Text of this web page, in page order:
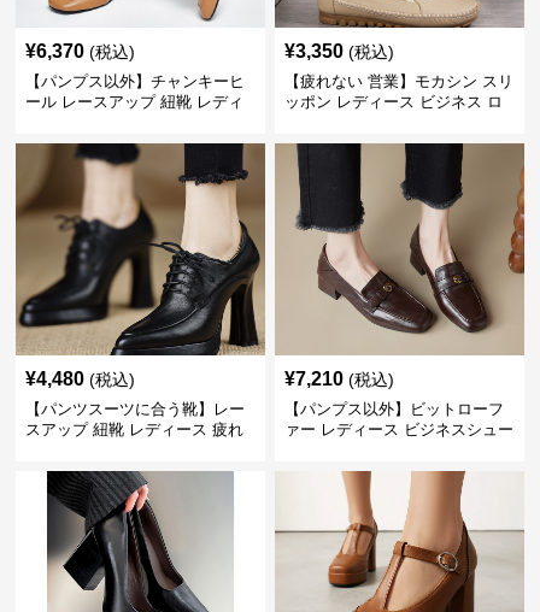
¥6,370 (税込)
【パンプス以外】チャンキーヒ
ール レースアップ 紐靴 レディ
ーツ スクエアトゥ 歩きやすい
¥3,350 (税込)
【疲れない 営業】モカシン スリ
ッポン レディース ビジネス ロ
ジュアル パンプス以外
¥4,480 (税込)
【パンツスーツに合う靴】レー
スアップ 紐靴 レディース 疲れ
ビジネスシューズ
¥7,210 (税込)
【パンプス以外】ビットローフ
ァー レディース ビジネスシュー
トゥ 疲れない スーツ